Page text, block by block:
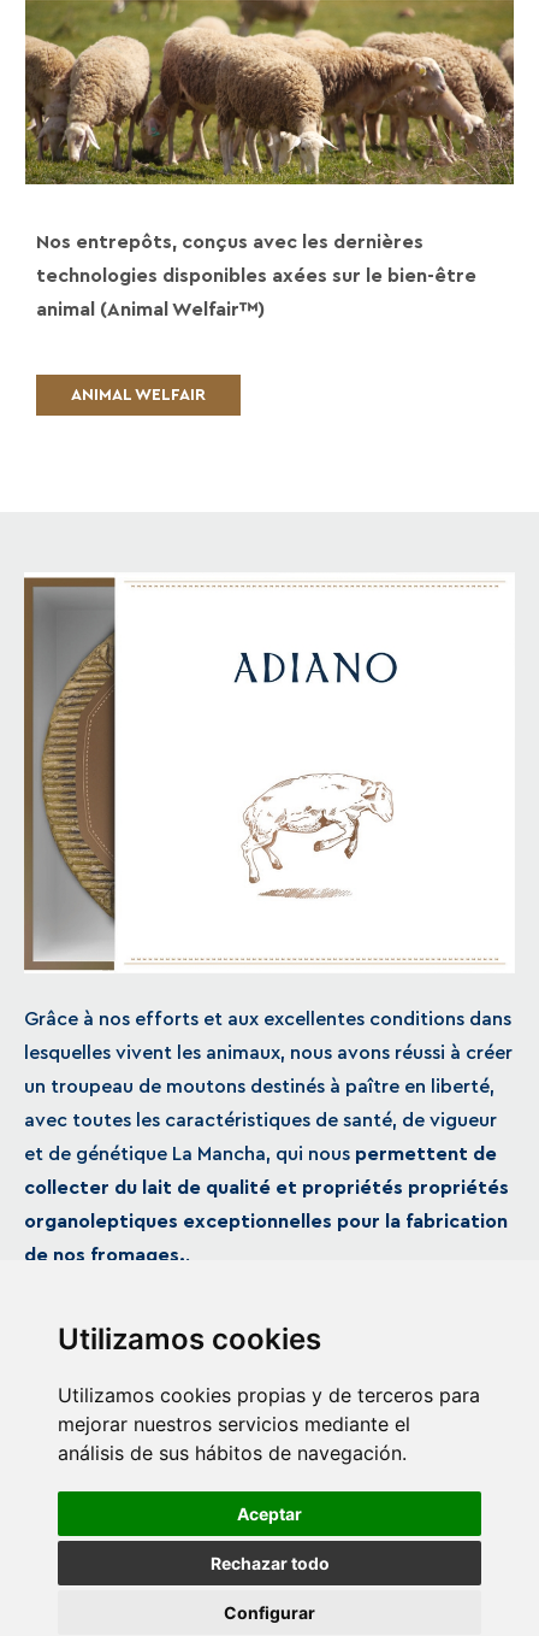
Utilizamos cookies
Utilizamos cookies propias y de terceros para
mejorar nuestros servicios mediante el
análisis de sus hábitos de navegación.
Aceptar
Rechazar todo
Configurar
Nos entrepôts, conçus avec les dernières
technologies disponibles axées sur le bien-être
animal (Animal Welfair™)
ANIMAL WELFAIR
Grâce à nos efforts et aux excellentes conditions dans
lesquelles vivent les animaux, nous avons réussi à créer
un troupeau de moutons destinés à paître en liberté,
avec toutes les caractéristiques de santé, de vigueur
et de génétique La Mancha, qui nous permettent de
collecter du lait de qualité et propriétés propriétés
organoleptiques exceptionnelles pour la fabrication
de nos fromages..
Copyright 2026 © Adiano |
Politique de Confidentialité
Politique de Cookies